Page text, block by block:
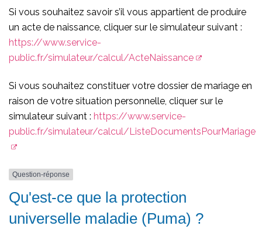
Si vous souhaitez savoir s’il vous appartient de produire
un acte de naissance, cliquer sur le simulateur suivant :
https://www.service-
public.fr/simulateur/calcul/ActeNaissance
Si vous souhaitez constituer votre dossier de mariage en
raison de votre situation personnelle, cliquer sur le
simulateur suivant : https://www.service-
public.fr/simulateur/calcul/ListeDocumentsPourMariage
Question-réponse
Qu'est-ce que la protection
universelle maladie (Puma) ?